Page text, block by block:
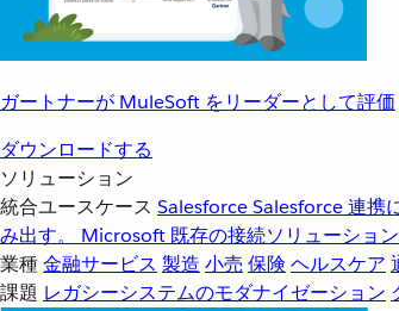
ガートナーが MuleSoft をリーダーとして評価
ダウンロードする
ソリューション
統合ユースケース SalesforceSalesforce 連携
み出す。
Microsoft 既存の接続ソリューショ
業種金融サービス 製造 小売 保険 ヘルスケア
課題 レガシーシステムのモダナイゼーション